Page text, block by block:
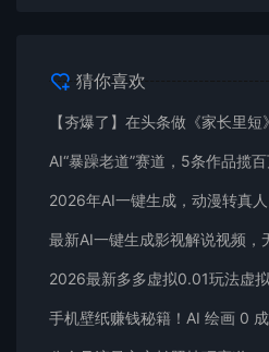
猜你喜欢
手机壁纸赚钱秘籍！AI 绘画 0